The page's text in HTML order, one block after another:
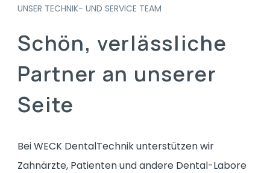
UNSER TECHNIK- UND SERVICE TEAM
Schön, verlässliche
Partner an unserer
Seite
Bei WECK DentalTechnik unterstützen wir
Zahnärzte, Patienten und andere Dental-Labore